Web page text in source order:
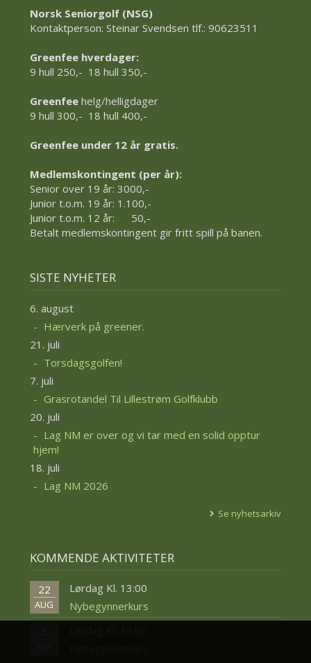
Norsk Seniorgolf (NSG)
Kontaktperson: Steinar Svendsen tlf.: 90623511
Greenfee hverdager:
9 hull 250,- 18 hull 350,-
Greenfee helg/helligdager
9 hull 300,- 18 hull 400,-
Greenfee under 12 år gratis.
Medlemskontingent (per år):
Senior over 19 år: 3000,-
Junior t.o.m. 19 år: 1.100,-
Junior t.o.m. 12 år: 50,-
Betalt medlemskontingent gir fritt spill på banen.
SISTE NYHETER
6. august
Hærverk på greener.
21. juli
Torsdagsgolfen!
7. juli
Grasrotandel Til Lillestrøm Golfklubb
20. juli
Lag NM er over og vi tar med en solid opptur
hjem!
18. juli
Lag NM 2026
Se nyhetsarkiv
KOMMENDE AKTIVITETER
22
AUG
Lørdag Kl. 13:00
Nybegynnerkurs